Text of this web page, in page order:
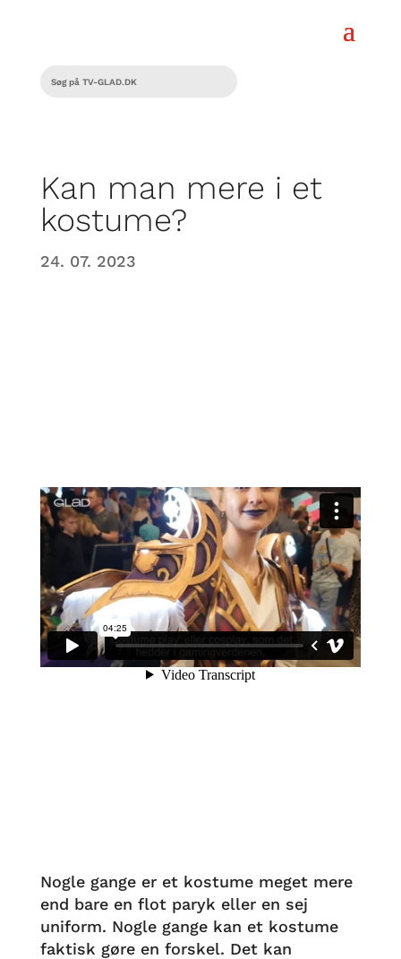
Kan man mere i et
kostume?
24. 07. 2023
Nogle gange er et kostume meget mere
end bare en flot paryk eller en sej
uniform. Nogle gange kan et kostume
faktisk gøre en forskel. Det kan